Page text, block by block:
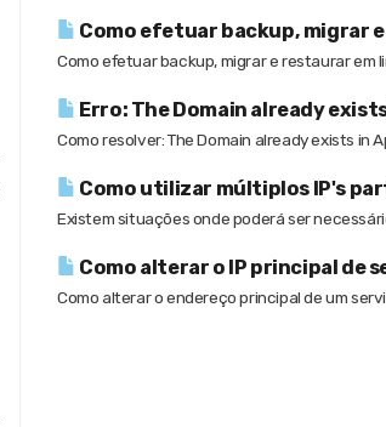
Como efetuar backup, migrar
Como efetuar backup, migrar e restaurar em
Erro: The Domain already
Como resolver: The Domain already exists in
Como utilizar múltiplos IP's
Existem situações onde poderá ser
Como alterar o IP principal de
Como alterar o endereço principal de um